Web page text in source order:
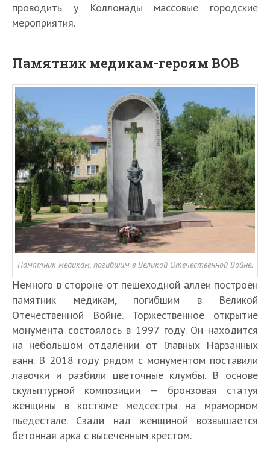
проводить у Коллонады массовые городские
мероприятия.
Памятник медикам-героям ВОВ
Памятник медикам, погибшим в Великой Отечественной Войне.
Немного в стороне от пешеходной аллеи построен
памятник медикам, погибшим в Великой
Отечественной Войне. Торжественное открытие
монумента состоялось в 1997 году. Он находится
на небольшом отдалении от Главных Нарзанных
ванн. В 2018 году рядом с монументом поставили
лавочки и разбили цветочные клумбы. В основе
скульптурной композиции — бронзовая статуя
женщины в костюме медсестры на мраморном
пьедестале. Сзади над женщиной возвышается
бетонная арка с высеченным крестом.